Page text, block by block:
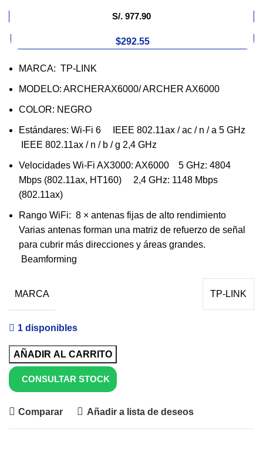
S/. 977.90
$292.55
MARCA: TP-LINK
MODELO: ARCHERAX6000/ ARCHER AX6000
COLOR: NEGRO
Estándares: Wi-Fi 6 IEEE 802.11ax / ac / n / a 5 GHz
IEEE 802.11ax / n / b / g 2,4 GHz
Velocidades Wi-Fi AX3000: AX6000 5 GHz: 4804
Mbps (802.11ax, HT160) 2,4 GHz: 1148 Mbps
(802.11ax)
Rango WiFi: 8 × antenas fijas de alto rendimiento
Varias antenas forman una matriz de refuerzo de señal
para cubrir más direcciones y áreas grandes.
Beamforming
MARCA TP-LINK
1 disponibles
AÑADIR AL CARRITO
CONSULTAR STOCK
Comparar Añadir a lista de deseos